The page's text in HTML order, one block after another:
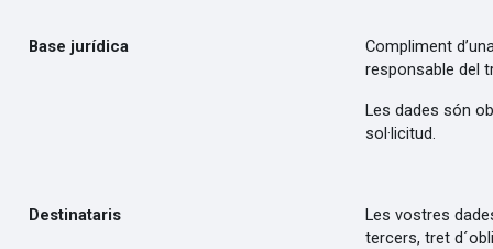
Base jurídica
Compliment
responsable del
Les dades són
sol·licitud.
Destinataris
Les vostres
tercers, tret